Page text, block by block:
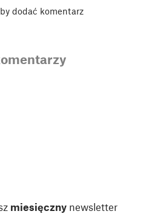
dodać komentarz
miesięczny newsletter